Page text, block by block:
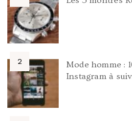
Mode homme :
Instagram à